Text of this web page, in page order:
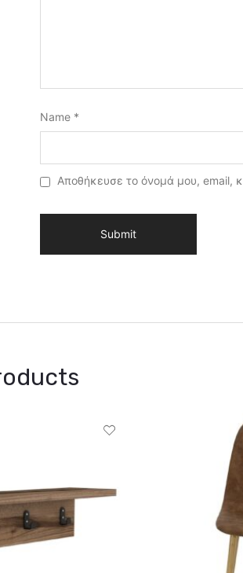
Name *
Αποθήκευσε το όνομά μου, email,